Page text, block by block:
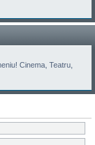
Cinema, Teatru,